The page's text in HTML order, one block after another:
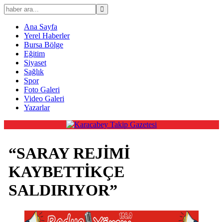
Ana Sayfa
Yerel Haberler
Bursa Bölge
Eğitim
Siyaset
Sağlık
Spor
Foto Galeri
Video Galeri
Yazarlar
“SARAY REJİMİ
KAYBETTİKÇE
SALDIRIYOR”